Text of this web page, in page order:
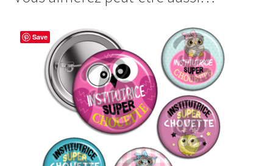
o
o
e
s
t
e
r
g
e
r
Save